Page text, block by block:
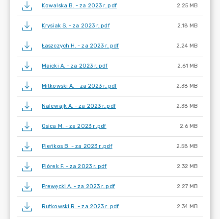
Kowalska B. - za 2023 r..pdf 2.25 MB
Krysiak S. - za 2023 r..pdf 2.18 MB
Łaszczych H. - za 2023 r..pdf 2.24 MB
Maicki A. - za 2023 r..pdf 2.61 MB
Mitkowski A. - za 2023 r..pdf 2.38 MB
Nalewajk A. - za 2023 r..pdf 2.38 MB
Osica M. - za 2023 r..pdf 2.6 MB
Pieńkos B. - za 2023 r..pdf 2.58 MB
Piórek F. - za 2023 r..pdf 2.32 MB
Prewęcki A. - za 2023 r..pdf 2.27 MB
Rutkowski R. - za 2023 r..pdf 2.34 MB